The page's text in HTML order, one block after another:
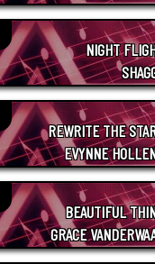
NIGHT
REWRITE THE
EVYNNE
BEAUTIFUL
GRACE